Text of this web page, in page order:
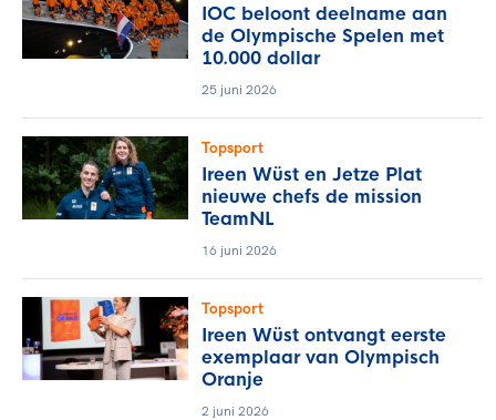
IOC beloont deelname aan
de Olympische Spelen met
10.000 dollar
25 juni 2026
Topsport
Ireen Wüst en Jetze Plat
nieuwe chefs de mission
TeamNL
16 juni 2026
Topsport
Ireen Wüst ontvangt eerste
exemplaar van Olympisch
Oranje
2 juni 2026